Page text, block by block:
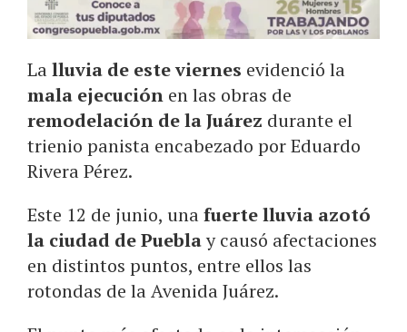
Lalluvia de este viernes evidenció la
mala ejecución en las obras de
remodelación de la Juárez durante el
trienio panista encabezado por Eduardo
Rivera Pérez.
Este 12 de junio, unafuerte lluvia azotó
la ciudad de Pueblay causó afectaciones
en distintos puntos, entre ellos las
rotondas de la Avenida Juárez.